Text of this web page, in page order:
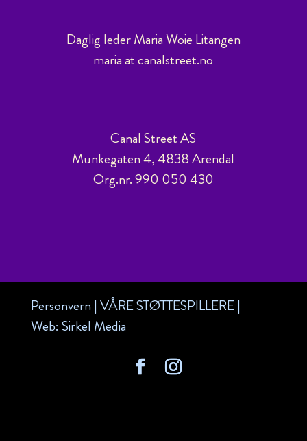
Daglig leder Maria Woie Litangen
maria at canalstreet.no
Canal Street AS
Munkegaten 4, 4838 Arendal
Org.nr. 990 050 430
Personvern|VÅRE STØTTESPILLERE|
Web: Sirkel Media